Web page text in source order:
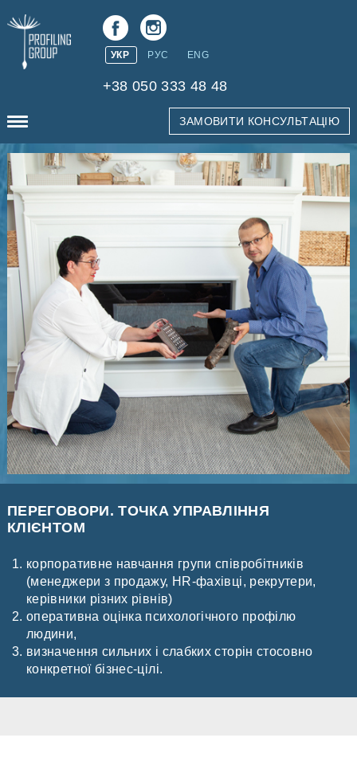
УКР РУС ENG
+38 050 333 48 48
ЗАМОВИТИ КОНСУЛЬТАЦІЮ
ПЕРЕГОВОРИ. ТОЧКА УПРАВЛІННЯ
КЛІЄНТОМ
корпоративне навчання групи співробітників
(менеджери з продажу, HR-фахівці, рекрутери,
керівники різних рівнів)
оперативна оцінка психологічного профілю
людини,
визначення сильних і слабких сторін стосовно
конкретної бізнес-цілі.